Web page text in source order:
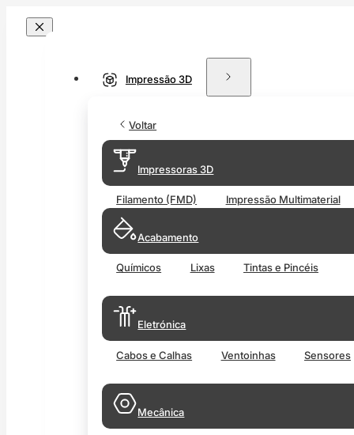
Impressão 3D
Voltar
Impressoras 3D
Filamento (FMD) Impressão Multimaterial
Acabamento
Químicos Lixas Tintas e Pincéis
Eletrónica
Cabos e Calhas Ventoinhas Sensores
Mecânica